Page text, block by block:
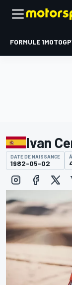
FORMULE 1MOTOGP
Ivan
DATE DE NAISSANCE
1982-05-02